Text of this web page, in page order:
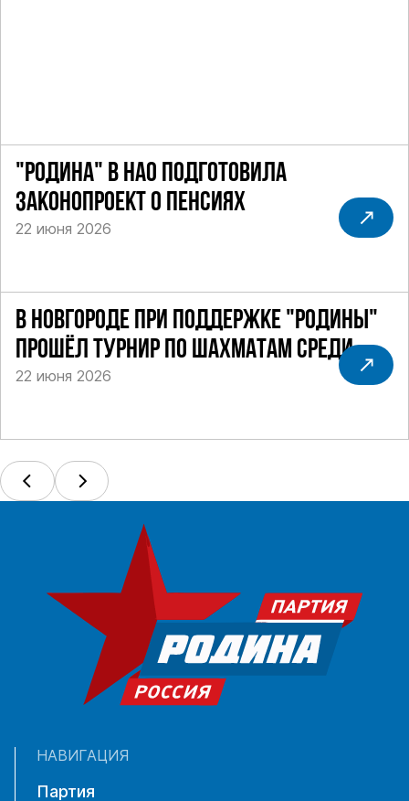
"РОДИНА" В НАО ПОДГОТОВИЛА
ЗАКОНОПРОЕКТ О ПЕНСИЯХ
22 июня 2026
В НОВГОРОДЕ ПРИ ПОДДЕРЖКЕ "РОДИНЫ"
ПРОШЁЛ ТУРНИР ПО ШАХМАТАМ СРЕДИ
СИЛОВИКОВ
22 июня 2026
НАВИГАЦИЯ
Партия